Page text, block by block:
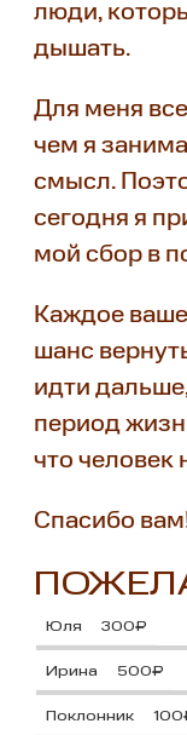
люди,
дышать.
Для меня
чем я
смысл.
сегодня я
мой сбор в
Каждое
шанс
идти
период
что человек
Спасибо
Юля 300₽
Ирина 500₽
Поклонник